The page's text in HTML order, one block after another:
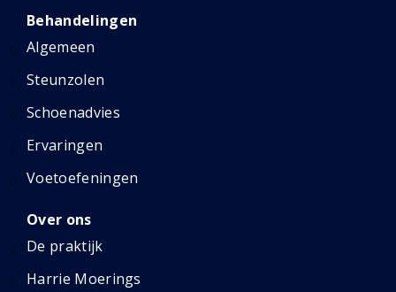
Behandelingen
Algemeen
Steunzolen
Schoenadvies
Ervaringen
Voetoefeningen
Over ons
De praktijk
Harrie Moerings